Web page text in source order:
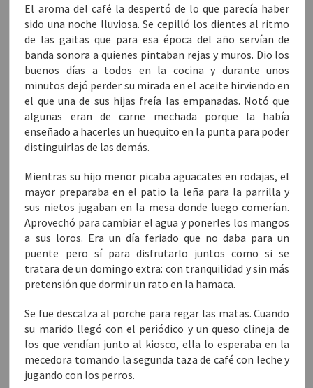
n
a
v
e
n
t
a
n
n
e
v
a
)
a
v
e
n
t
a
n
a
n
u
v
a
)
n
a
v
e
n
t
a
n
n
e
)
a
v
e
n
t
a
n
a
u
e
v
a
)
a
m
i
g
o
(
S
e
a
b
e
u
n
a
v
n
t
a
n
a
n
u
e
v
)
El aroma del café la despertó de lo que parecía haber
sido una noche lluviosa. Se cepilló los dientes al ritmo
de las gaitas que para esa época del año servían de
banda sonora a quienes pintaban rejas y muros. Dio los
buenos días a todos en la cocina y durante unos
minutos dejó perder su mirada en el aceite hirviendo en
el que una de sus hijas freía las empanadas. Notó que
algunas eran de carne mechada porque la había
enseñado a hacerles un huequito en la punta para poder
distinguirlas de las demás.
Mientras su hijo menor picaba aguacates en rodajas, el
mayor preparaba en el patio la leña para la parrilla y
sus nietos jugaban en la mesa donde luego comerían.
Aprovechó para cambiar el agua y ponerles los mangos
a sus loros. Era un día feriado que no daba para un
puente pero sí para disfrutarlo juntos como si se
tratara de un domingo extra: con tranquilidad y sin más
pretensión que dormir un rato en la hamaca.
Se fue descalza al porche para regar las matas. Cuando
su marido llegó con el periódico y un queso clineja de
los que vendían junto al kiosco, ella lo esperaba en la
mecedora tomando la segunda taza de café con leche y
jugando con los perros.